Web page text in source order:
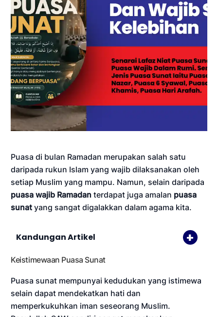
Puasa di bulan Ramadan merupakan salah satu
daripada rukun Islam yang wajib dilaksanakan oleh
setiap Muslim yang mampu. Namun, selain daripada
puasa wajib Ramadan terdapat juga amalan puasa
sunat yang sangat digalakkan dalam agama kita.
Kandungan Artikel
Keistimewaan Puasa Sunat
Puasa sunat mempunyai kedudukan yang istimewa
selain dapat mendekatkan hati dan
memperkukuhkan iman seseorang Muslim.